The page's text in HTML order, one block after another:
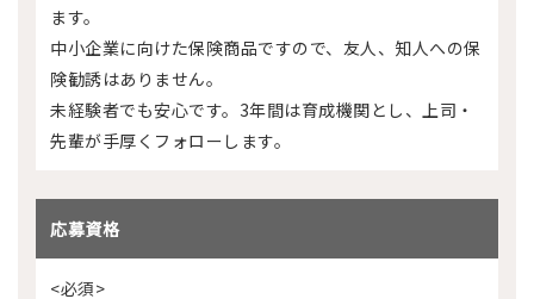
ます。
中小企業に向けた保険商品ですので、友人、知人への保
険勧誘はありません。
未経験者でも安心です。3年間は育成機関とし、上司・
先輩が手厚くフォローします。
応募資格
<必須>